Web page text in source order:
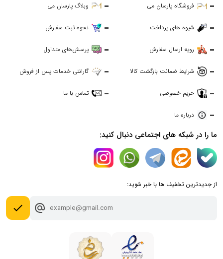
فروشگاه پارسان می وبلاگ پارسان می
شیوه های پرداخت نحوه ثبت سفارش
رویه ارسال سفارش پرسش‌های متداول
شرایط ضمانت بازگشت کالا گارانتی خدمات پس از فروش
حریم خصوصی تماس با ما
درباره ما
ما را در شبکه های اجتماعی دنبال کنید:
از جدیدترین تخفیف ها با خبر شوید:
done